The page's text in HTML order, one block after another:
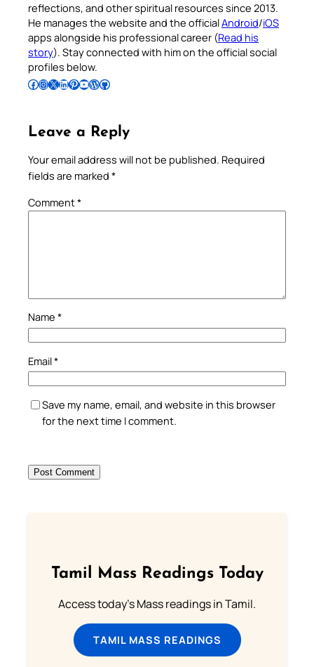
reflections, and other spiritual resources since 2013.
He manages the website and the officialAndroid/iOS
apps alongside his professional career (Read his
story). Stay connected with him on the official social
profiles below.
Follow Pradeep on Facebook Follow Pradeep on InstagramFollow Pradeep on X Follow Pradeep on LinkedIn Follow Pradeep on Pinterest Subscribe to Pradeep’s Youtube Channel Follow Pradeep on WordPress Follow Pradeep on GitHub
Leave a Reply
Your email address will not be published. Required
fields are marked *
Comment*
Name *
Email*
Save my name, email, and website in this browser
for the next time I comment.
Tamil Mass Readings Today
Access today's Mass readings in Tamil.
TAMIL MASS READINGS